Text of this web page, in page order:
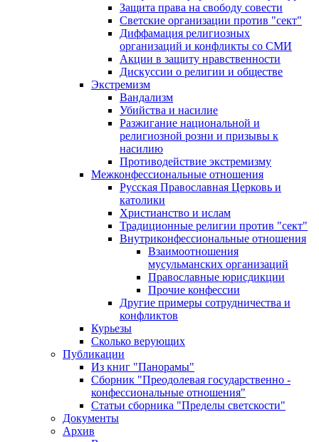
Защита права на свободу совести
Светские организации против "сект"
Диффамация религиозных
организаций и конфликты со СМИ
Акции в защиту нравственности
Дискуссии о религии и обществе
Экстремизм
Вандализм
Убийства и насилие
Разжигание национальной и
религиозной розни и призывы к
насилию
Противодействие экстремизму
Межконфессиональные отношения
Русская Православная Церковь и
католики
Христианство и ислам
Традиционные религии против "сект"
Внутриконфессиональные отношения
Взаимоотношения
мусульманских организаций
Православные юрисдикции
Прочие конфессии
Другие примеры сотрудничества и
конфликтов
Курьезы
Сколько верующих
Публикации
Из книг "Панорамы"
Сборник "Преодолевая государственно -
конфессиональные отношения"
Статьи сборника "Пределы светскости"
Документы
Архив